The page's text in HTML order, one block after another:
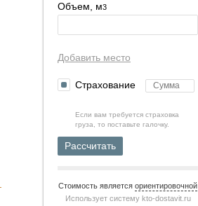
Объем, м3
Добавить место
Страхование
Если вам требуется страховка
груза, то поставьте галочку.
Рассчитать
Стоимость является ориентировочной
Использует систему kto-dostavit.ru